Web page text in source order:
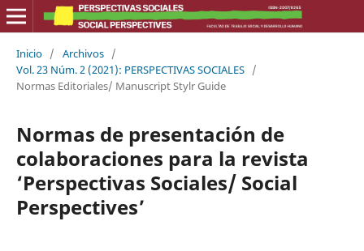
Inicio / Archivos /
Vol. 23 Núm. 2 (2021): PERSPECTIVAS SOCIALES /
Normas Editoriales/ Manuscript Stylr Guide
Normas de presentación de
colaboraciones para la revista
‘Perspectivas Sociales/ Social
Perspectives’